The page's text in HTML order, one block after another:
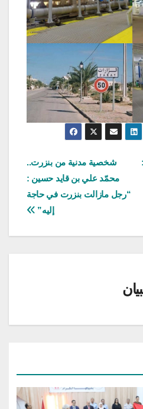
شخصية مدنية من بنزرت..
محمّد علي بن قايد حسين :
“رجل مازالت بنزرت في حاجة
إليه”